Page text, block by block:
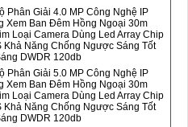
Phân Giải 4.0 MP Công Nghệ IP
Xem Ban Đêm Hồng Ngoại 30m
Loại Camera Dùng Led Array Chip
Khả Năng Chống Ngược Sáng Tốt
DWDR 120db
Phân Giải 5.0 MP Công Nghệ IP
Xem Ban Đêm Hồng Ngoại 30m
Loại Camera Dùng Led Array Chip
Khả Năng Chống Ngược Sáng Tốt
DWDR 120db